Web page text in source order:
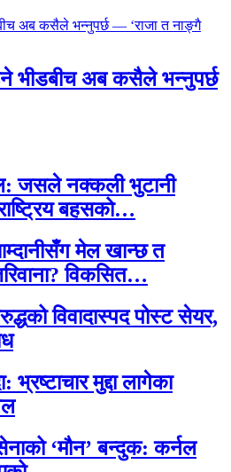
भीडबीच अब कसैले भन्नुपर्छ
जसले नक्कली भुटानी
बहसको…
मेल खान्छ त
विकसित…
विवादास्पद पोस्ट सेयर,
भ्रष्टाचार मुद्दा लागेका
‘मौन’ बन्दुक: कर्नल